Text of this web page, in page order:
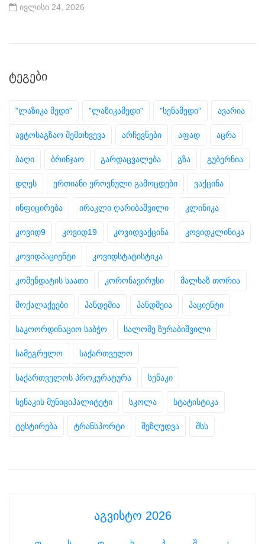
ივლისი 24, 2026
ᲢᲔᲒᲔᲑᲘ
"ლაზიკა მედი" "ლაზიკამედი" "სენამედი" ავარია
ავტოსაგზაო შემთხვევა არჩევნები აფად აცრა
ბაღი ბრინჯაო გარდაცვალება გზა გუბერნია
დღეს ერთიანი ეროვნული გამოცდები ვაქცინა
ინფიცირება ირაკლი ღარიბაშვილი კლინიკა
კოვიდ9 კოვიდ19 კოვიდვაქცინა კოვიდკლინიკა
კოვიდპაციენტი კოვიდსტატისტიკა
კომენდატის საათი კორონავირუსი მალხაზ თორია
მოქალაქეები პანდემია პანდმეია პაციენტი
საკოორდინაციო საბჭო სალომე ზურაბიშვილი
სამეგრელო საქართველო
საქართველოს პროკურატურა სენაკი
სენაკის მუნიციპალიტეტი სკოლა სტატისტიკა
ტესტირება ტრანსპორტი შეზღუდვა შსს
აგვისტო 2026